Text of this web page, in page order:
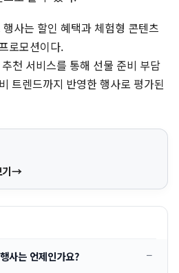
사는 할인 혜택과 체험형 콘텐츠
로모션이다.
천 서비스를 통해 선물 준비 부담
트렌드까지 반영한 행사로 평가된
기
사는 언제인가요?